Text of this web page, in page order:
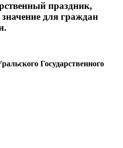
праздник,
для граждан
Государственного